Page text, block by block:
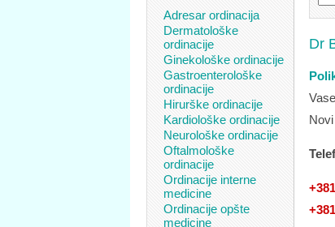
Adresar ordinacija
Dermatološke
ordinacije
Ginekološke ordinacije
Gastroenterološke
ordinacije
Hirurške ordinacije
Kardiološke ordinacije
Neurološke ordinacije
Oftalmološke
ordinacije
Ordinacije interne
medicine
Ordinacije opšte
medicine
Dr